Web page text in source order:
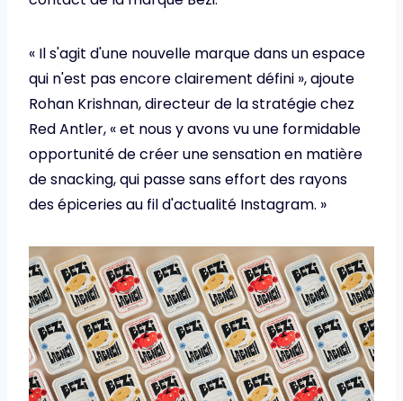
« Il s'agit d'une nouvelle marque dans un espace
qui n'est pas encore clairement défini », ajoute
Rohan Krishnan, directeur de la stratégie chez
Red Antler, « et nous y avons vu une formidable
opportunité de créer une sensation en matière
de snacking, qui passe sans effort des rayons
des épiceries au fil d'actualité Instagram. »